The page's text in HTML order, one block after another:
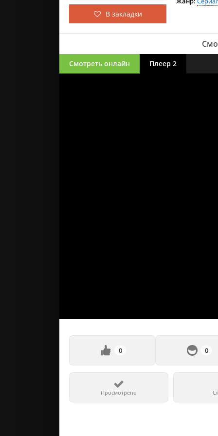
В закладки
Смотреть онлайн Плеер 2
0 0
Просмотрено